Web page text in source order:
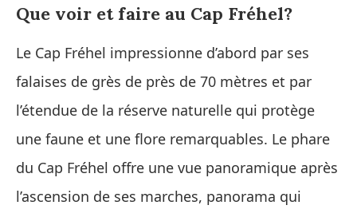
Que voir et faire au Cap Fréhel?
Le Cap Fréhel impressionne d’abord par ses
falaises de grès de près de 70 mètres et par
l’étendue de la réserve naturelle qui protège
une faune et une flore remarquables. Le phare
du Cap Fréhel offre une vue panoramique après
l’ascension de ses marches, panorama qui